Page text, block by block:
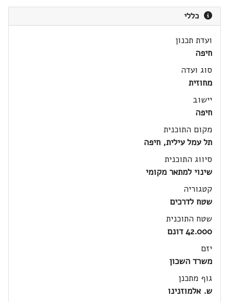
כללי
ועדת תכנון
חיפה
סוג ועדה
מחוזית
יישוב
חיפה
מקום התוכנית
תל עמל עילית, חיפה
סיווג התוכנית
שינוי למתאר מקומי
קטגוריה
שטח לדרכים
שטח התוכנית
42.000 דונם
יזם
משרד השכון
גוף מתכנן
ש. אלמוזנינו